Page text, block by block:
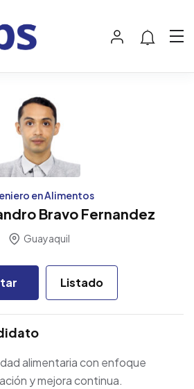
en Alimentos
Bravo Fernandez
Guayaquil
Listado
alimentaria con enfoque
y mejora continua.